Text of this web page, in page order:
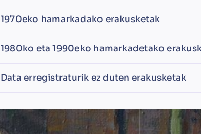
1970eko hamarkadako erakusketak
1980ko eta 1990eko hamarkadetako
Data erregistraturik ez duten erakusketak